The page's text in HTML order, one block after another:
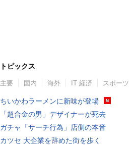
トピックス
主要 国内 海外 IT 経済 スポーツ
ちいかわラーメンに新味が登場
「超合金の男」デザイナーが死去
ガチャ「サーチ行為」店側の本音
カツセ 大企業を辞めた街を歩く